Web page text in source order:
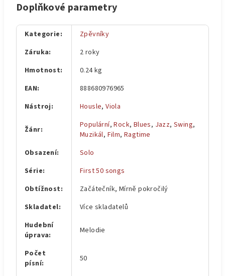
Doplňkové parametry
Kategorie:
Zpěvníky
Záruka:
2 roky
Hmotnost:
0.24 kg
EAN:
888680976965
Nástroj: Housle,Viola
Žánr: Populární,Rock, Blues, Jazz,Swing,
Muzikál, Film,Ragtime
Obsazení:
Solo
Série:
First 50 songs
Obtížnost:
Začátečník, Mírně pokročilý
Skladatel:
Více skladatelů
Hudební
úprava: Melodie
Počet
písní: 50